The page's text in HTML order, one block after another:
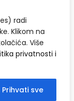
radi
Klikom na
Više
privatnosti i
Prihvati sve
zadržana.